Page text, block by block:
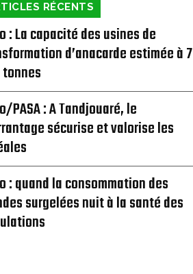
RÉCENTS
: La capacité des usines de
d’anacarde estimée à 7
PASA : A Tandjouaré, le
sécurise et valorise les
: quand la consommation des
surgelées nuit à la santé des